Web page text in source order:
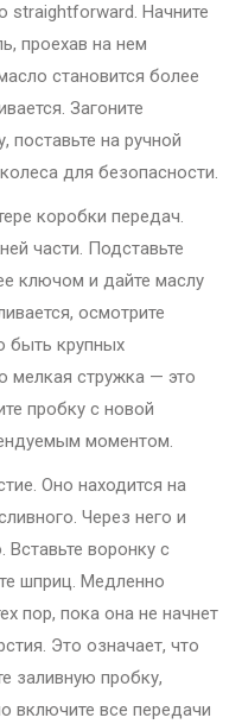
straightforward. Начните
проехав на нем
становится более
Загоните
поставьте на ручной
для безопасности.
коробки передач.
части. Подставьте
ключом и дайте маслу
осмотрите
быть крупных
мелкая стружка — это
пробку с новой
моментом.
Оно находится на
Через него и
воронку с
шприц. Медленно
пор, пока она не начнет
Это означает, что
заливную пробку,
включите все передачи